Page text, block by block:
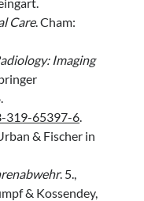
Care. Cham:
Imaging
319-65397-6.
& Fischer in
. 5.,
& Kossendey,